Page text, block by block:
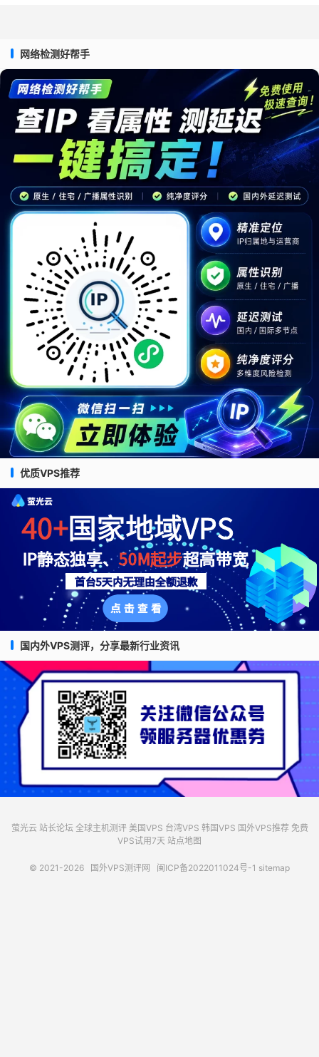
网络检测好帮手
优质VPS推荐
国内外VPS测评，分享最新行业资讯
萤光云 站长论坛 全球主机测评 美国VPS 台湾VPS 韩国VPS 国外VPS推荐 免费
VPS试用7天 站点地图
© 2021-2026 国外VPS测评网 闽ICP备2022011024号-1 sitemap